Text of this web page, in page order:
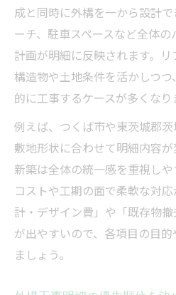
成と同時に外構を一から設計
ーチ、駐車スペースなど全体
計画が明細に反映されます。
構造物や土地条件を活かしつ
的に工事するケースが多くなり
例えば、つくば市や東茨城郡
敷地形状に合わせて明細内容が
新築は全体の統一感を重視し
コストや工期の面で柔軟な対
計・デザイン費」や「既存物
が出やすいので、各項目の目
ましょう。